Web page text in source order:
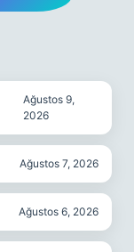
Ağustos 9,
2026
Ağustos 7, 2026
Ağustos 6, 2026